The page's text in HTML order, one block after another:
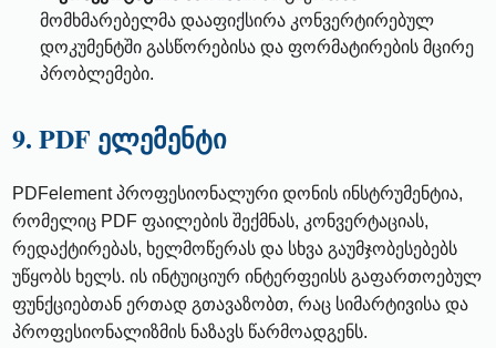
მომხმარებელმა დააფიქსირა კონვერტირებულ
დოკუმენტში გასწორებისა და ფორმატირების მცირე
პრობლემები.
9. PDF ელემენტი
PDFelement პროფესიონალური დონის ინსტრუმენტია,
რომელიც PDF ფაილების შექმნას, კონვერტაციას,
რედაქტირებას, ხელმოწერას და სხვა გაუმჯობესებებს
უწყობს ხელს. ის ინტუიციურ ინტერფეისს გაფართოებულ
ფუნქციებთან ერთად გთავაზობთ, რაც სიმარტივისა და
პროფესიონალიზმის ნაზავს წარმოადგენს.